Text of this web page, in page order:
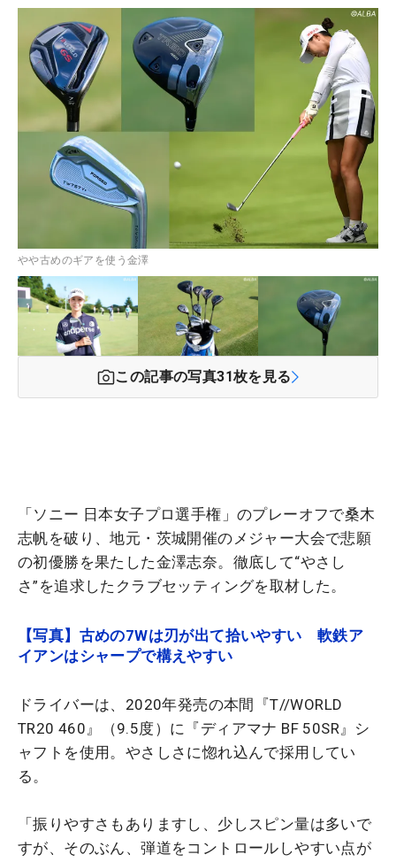
やや古めのギアを使う金澤
この記事の写真31枚を見る
「ソニー 日本女子プロ選手権」のプレーオフで桑木
志帆を破り、地元・茨城開催のメジャー大会で悲願
の初優勝を果たした金澤志奈。徹底して“やさし
さ”を追求したクラブセッティングを取材した。
【写真】古めの7Wは刃が出て拾いやすい 軟鉄ア
イアンはシャープで構えやすい
ドライバーは、2020年発売の本間『T//WORLD
TR20 460』（9.5度）に『ディアマナ BF 50SR』シ
ャフトを使用。やさしさに惚れ込んで採用してい
る。
「振りやすさもありますし、少しスピン量は多いで
すが、そのぶん、弾道をコントロールしやすい点が